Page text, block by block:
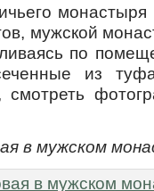
мужской
по
из
смотреть
в мужском